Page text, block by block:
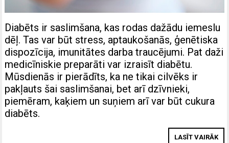
Diabēts ir saslimšana, kas rodas dažādu iemeslu
dēļ. Tas var būt stress, aptaukošanās, ģenētiska
dispozīcija, imunitātes darba traucējumi. Pat daži
medicīniskie preparāti var izraisīt diabētu.
Mūsdienās ir pierādīts, ka ne tikai cilvēks ir
pakļauts šai saslimšanai, bet arī dzīvnieki,
piemēram, kaķiem un suņiem arī var būt cukura
diabēts.
LASĪT VAIRĀK